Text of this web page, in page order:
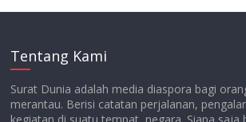
Tentang Kami
Surat Dunia adalah media diaspora bagi
merantau. Berisi catatan perjalanan,